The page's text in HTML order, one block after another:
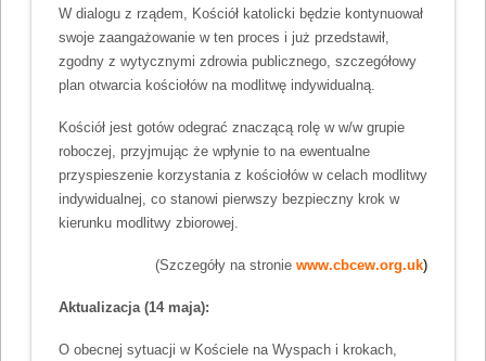
W dialogu z rządem, Kościół katolicki będzie kontynuował
swoje zaangażowanie w ten proces i już przedstawił,
zgodny z wytycznymi zdrowia publicznego, szczegółowy
plan otwarcia kościołów na modlitwę indywidualną.
Kościół jest gotów odegrać znaczącą rolę w w/w grupie
roboczej, przyjmując że wpłynie to na ewentualne
przyspieszenie korzystania z kościołów w celach modlitwy
indywidualnej, co stanowi pierwszy bezpieczny krok w
kierunku modlitwy zbiorowej.
(Szczegóły na stroniewww.cbcew.org.uk)
Aktualizacja (14 maja):
O obecnej sytuacji w Kościele na Wyspach i krokach,